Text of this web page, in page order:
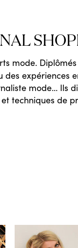
mode.
des expériences
mode… Ils
techniques de